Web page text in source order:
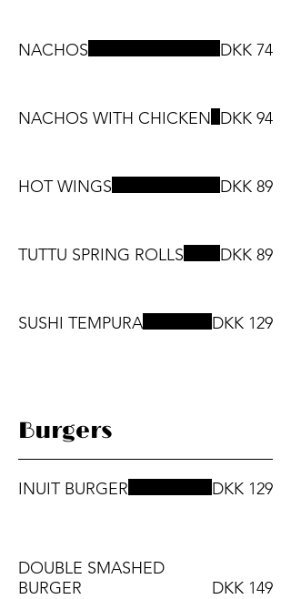
NACHOS DKK 74
NACHOS WITH CHICKEN DKK 94
HOT WINGS DKK 89
TUTTU SPRING ROLLS DKK 89
SUSHI TEMPURA DKK 129
Burgers
INUIT BURGER DKK 129
DOUBLE SMASHED
BURGER
DKK 149